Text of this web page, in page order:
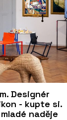
Designér
- kupte si.
naděje